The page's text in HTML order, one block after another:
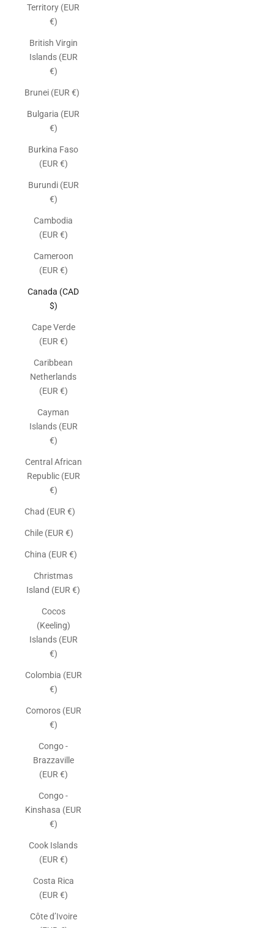
Territory (EUR
€)
British Virgin
Islands (EUR
€)
Brunei (EUR €)
Bulgaria (EUR
€)
Burkina Faso
(EUR €)
Burundi (EUR
€)
Cambodia
(EUR €)
Cameroon
(EUR €)
Canada (CAD
$)
Cape Verde
(EUR €)
Caribbean
Netherlands
(EUR €)
Cayman
Islands (EUR
€)
Central African
Republic (EUR
€)
Chad (EUR €)
Chile (EUR €)
China (EUR €)
Christmas
Island (EUR €)
Cocos
(Keeling)
Islands (EUR
€)
Colombia (EUR
€)
Comoros (EUR
€)
Congo -
Brazzaville
(EUR €)
Congo -
Kinshasa (EUR
€)
Cook Islands
(EUR €)
Costa Rica
(EUR €)
Côte d’Ivoire